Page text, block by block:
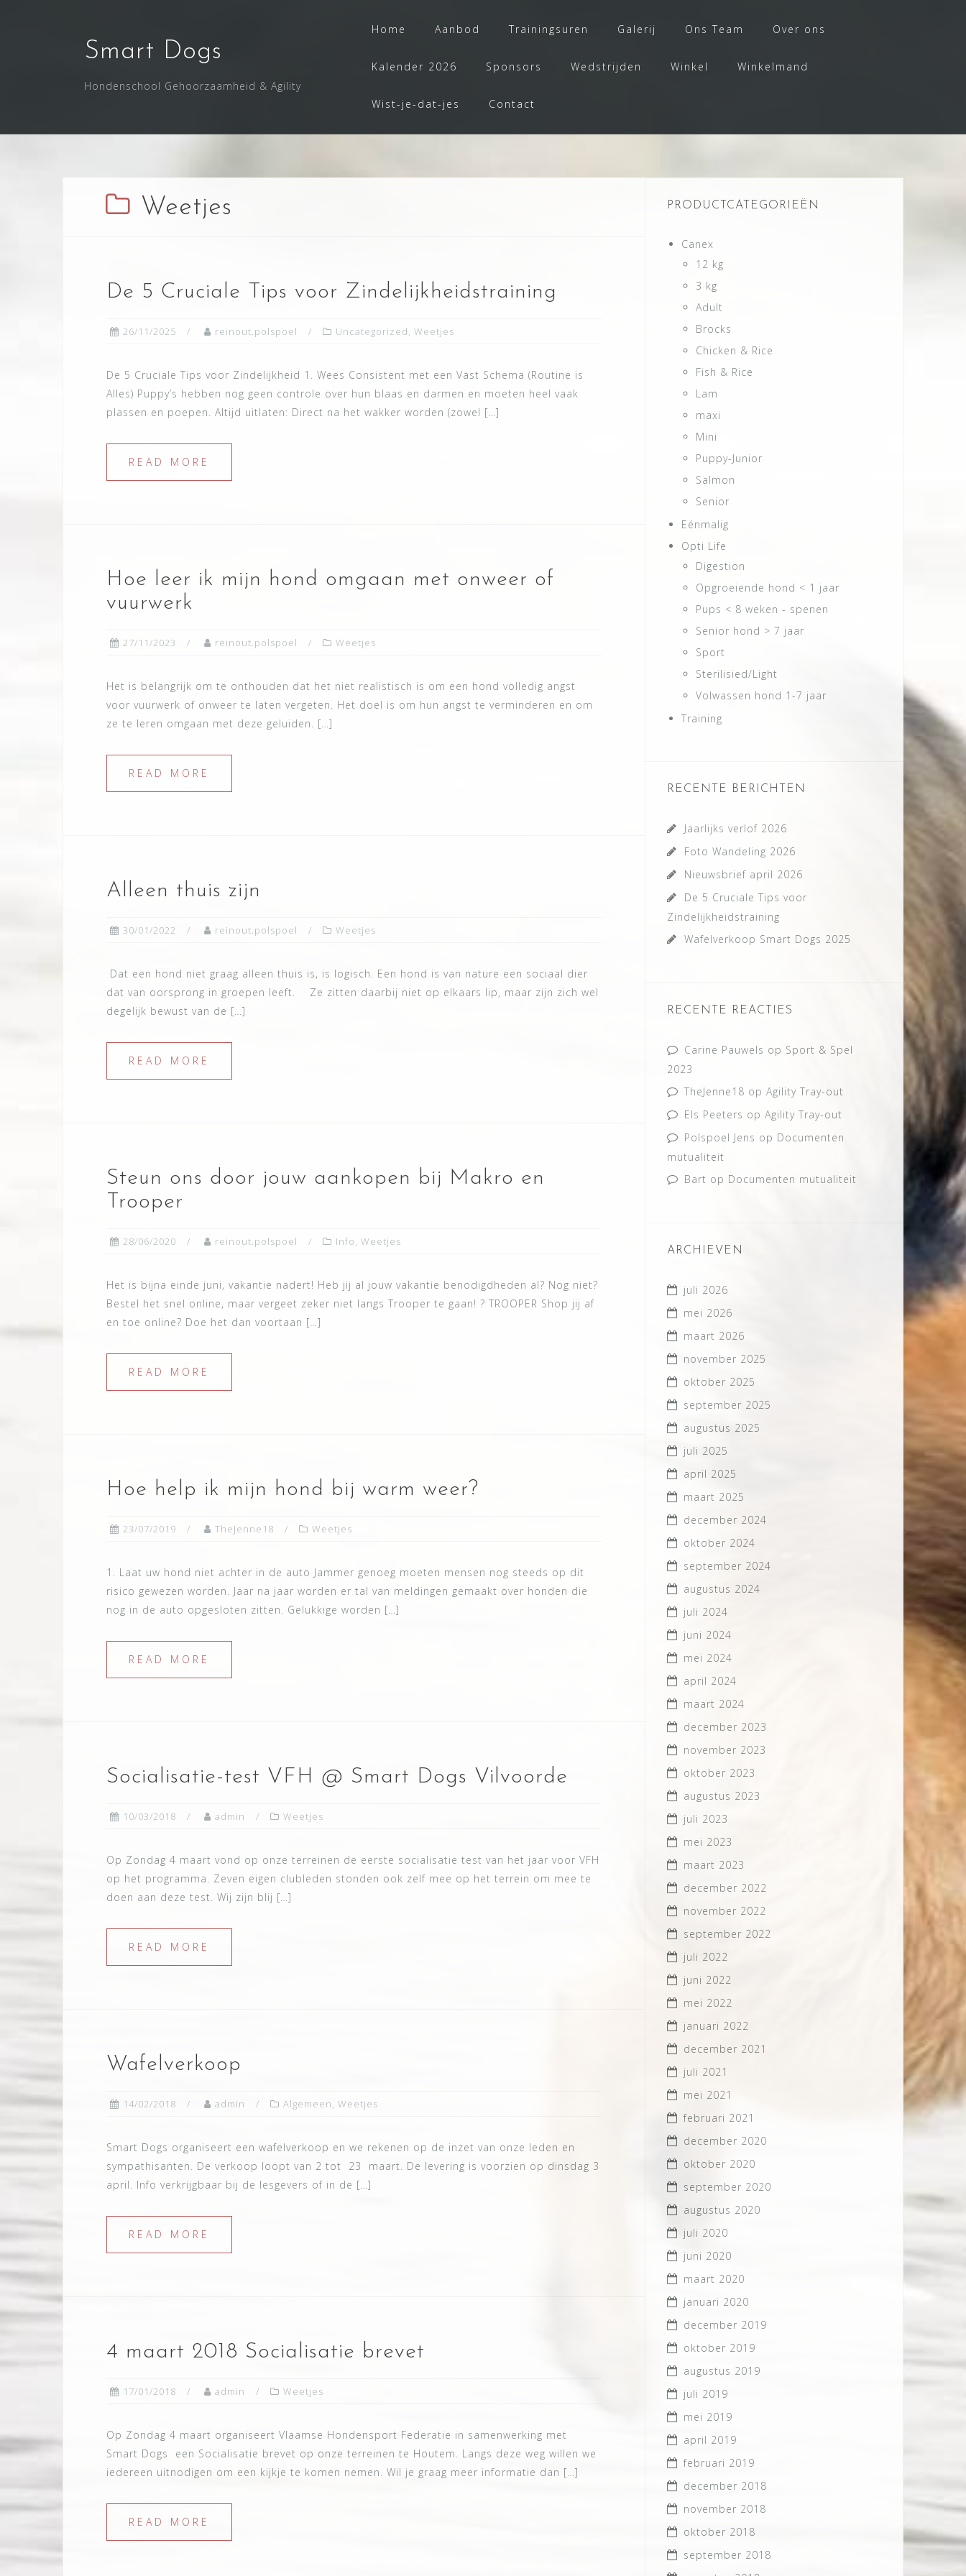
Smart Dogs
Hondenschool Gehoorzaamheid & Agility
Home Aanbod Trainingsuren Galerij Ons Team Over ons
Kalender 2026 Sponsors Wedstrijden Winkel Winkelmand
Wist-je-dat-jes Contact
Weetjes
De 5 Cruciale Tips voor Zindelijkheidstraining
26/11/2025 reinout.polspoel Uncategorized, Weetjes
De 5 Cruciale Tips voor Zindelijkheid 1. Wees Consistent met een Vast Schema (Routine is
Alles) Puppy’s hebben nog geen controle over hun blaas en darmen en moeten heel vaak
plassen en poepen. Altijd uitlaten: Direct na het wakker worden (zowel […]
READ MORE
Hoe leer ik mijn hond omgaan met onweer of
vuurwerk
27/11/2023 reinout.polspoel Weetjes
Het is belangrijk om te onthouden dat het niet realistisch is om een hond volledig angst
voor vuurwerk of onweer te laten vergeten. Het doel is om hun angst te verminderen en om
ze te leren omgaan met deze geluiden. […]
READ MORE
Alleen thuis zijn
30/01/2022 reinout.polspoel Weetjes
Dat een hond niet graag alleen thuis is, is logisch. Een hond is van nature een sociaal dier
dat van oorsprong in groepen leeft. Ze zitten daarbij niet op elkaars lip, maar zijn zich wel
degelijk bewust van de […]
READ MORE
Steun ons door jouw aankopen bij Makro en
Trooper
28/06/2020 reinout.polspoel Info, Weetjes
Het is bijna einde juni, vakantie nadert! Heb jij al jouw vakantie benodigdheden al? Nog niet?
Bestel het snel online, maar vergeet zeker niet langs Trooper te gaan! ? TROOPER Shop jij af
en toe online? Doe het dan voortaan […]
READ MORE
Hoe help ik mijn hond bij warm weer?
23/07/2019 TheJenne18 Weetjes
1. Laat uw hond niet achter in de auto Jammer genoeg moeten mensen nog steeds op dit
risico gewezen worden. Jaar na jaar worden er tal van meldingen gemaakt over honden die
nog in de auto opgesloten zitten. Gelukkige worden […]
READ MORE
Socialisatie-test VFH @ Smart Dogs Vilvoorde
10/03/2018 admin Weetjes
Op Zondag 4 maart vond op onze terreinen de eerste socialisatie test van het jaar voor VFH
op het programma. Zeven eigen clubleden stonden ook zelf mee op het terrein om mee te
doen aan deze test. Wij zijn blij […]
READ MORE
Wafelverkoop
14/02/2018 admin Algemeen, Weetjes
Smart Dogs organiseert een wafelverkoop en we rekenen op de inzet van onze leden en
sympathisanten. De verkoop loopt van 2 tot 23 maart. De levering is voorzien op dinsdag 3
april. Info verkrijgbaar bij de lesgevers of in de […]
READ MORE
4 maart 2018 Socialisatie brevet
17/01/2018 admin Weetjes
Op Zondag 4 maart organiseert Vlaamse Hondensport Federatie in samenwerking met
Smart Dogs een Socialisatie brevet op onze terreinen te Houtem. Langs deze weg willen we
iedereen uitnodigen om een kijkje te komen nemen. Wil je graag meer informatie dan […]
READ MORE
PRODUCTCATEGORIEËN
Canex
12 kg
3 kg
Adult
Brocks
Chicken & Rice
Fish & Rice
Lam
maxi
Mini
Puppy-Junior
Salmon
Senior
Eénmalig
Opti Life
Digestion
Opgroeiende hond < 1 jaar
Pups < 8 weken - spenen
Senior hond > 7 jaar
Sport
Sterilisied/Light
Volwassen hond 1-7 jaar
Training
RECENTE BERICHTEN
Jaarlijks verlof 2026
Foto Wandeling 2026
Nieuwsbrief april 2026
De 5 Cruciale Tips voor
Zindelijkheidstraining
Wafelverkoop Smart Dogs 2025
RECENTE REACTIES
Carine Pauwels op Sport & Spel
2023
TheJenne18 op Agility Tray-out
Els Peeters op Agility Tray-out
Polspoel Jens op Documenten
mutualiteit
Bart op Documenten mutualiteit
ARCHIEVEN
juli 2026
mei 2026
maart 2026
november 2025
oktober 2025
september 2025
augustus 2025
juli 2025
april 2025
maart 2025
december 2024
oktober 2024
september 2024
augustus 2024
juli 2024
juni 2024
mei 2024
april 2024
maart 2024
december 2023
november 2023
oktober 2023
augustus 2023
juli 2023
mei 2023
maart 2023
december 2022
november 2022
september 2022
juli 2022
juni 2022
mei 2022
januari 2022
december 2021
juli 2021
mei 2021
februari 2021
december 2020
oktober 2020
september 2020
augustus 2020
juli 2020
juni 2020
maart 2020
januari 2020
december 2019
oktober 2019
augustus 2019
juli 2019
mei 2019
april 2019
februari 2019
december 2018
november 2018
oktober 2018
september 2018